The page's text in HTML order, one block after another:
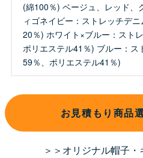
(綿100％) ベージュ、レッド、
ィゴネイビー：ストレッチデ
20％) ホワイト×ブルー：スト
ポリエステル41％) ブルー：ス
59％、ポリエステル41％)
お見積もり商品
＞＞オリジナル帽子